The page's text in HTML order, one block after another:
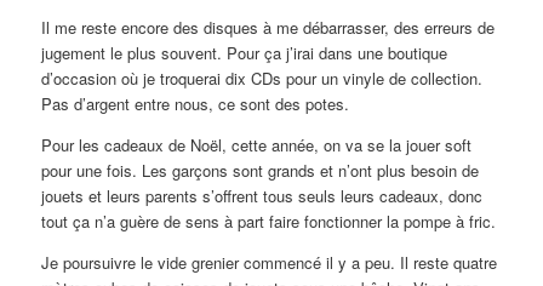
Il me reste encore des disques à me débarrasser, des erreurs de
jugement le plus souvent. Pour ça j’irai dans une boutique
d’occasion où je troquerai dix CDs pour un vinyle de collection.
Pas d’argent entre nous, ce sont des potes.
Pour les cadeaux de Noël, cette année, on va se la jouer soft
pour une fois. Les garçons sont grands et n’ont plus besoin de
jouets et leurs parents s’offrent tous seuls leurs cadeaux, donc
tout ça n’a guère de sens à part faire fonctionner la pompe à fric.
Je poursuivre le vide grenier commencé il y a peu. Il reste quatre